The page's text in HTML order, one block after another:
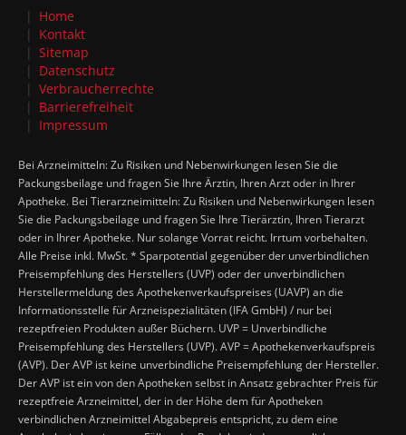
Home
Kontakt
Sitemap
Datenschutz
Verbraucherrechte
Barrierefreiheit
Impressum
Bei Arzneimitteln: Zu Risiken und Nebenwirkungen lesen Sie die
Packungsbeilage und fragen Sie Ihre Ärztin, Ihren Arzt oder in Ihrer
Apotheke. Bei Tierarzneimitteln: Zu Risiken und Nebenwirkungen lesen
Sie die Packungsbeilage und fragen Sie Ihre Tierärztin, Ihren Tierarzt
oder in Ihrer Apotheke. Nur solange Vorrat reicht. Irrtum vorbehalten.
Alle Preise inkl. MwSt. * Sparpotential gegenüber der unverbindlichen
Preisempfehlung des Herstellers (UVP) oder der unverbindlichen
Herstellermeldung des Apothekenverkaufspreises (UAVP) an die
Informationsstelle für Arzneispezialitäten (IFA GmbH) / nur bei
rezeptfreien Produkten außer Büchern. UVP = Unverbindliche
Preisempfehlung des Herstellers (UVP). AVP = Apothekenverkaufspreis
(AVP). Der AVP ist keine unverbindliche Preisempfehlung der Hersteller.
Der AVP ist ein von den Apotheken selbst in Ansatz gebrachter Preis für
rezeptfreie Arzneimittel, der in der Höhe dem für Apotheken
verbindlichen Arzneimittel Abgabepreis entspricht, zu dem eine